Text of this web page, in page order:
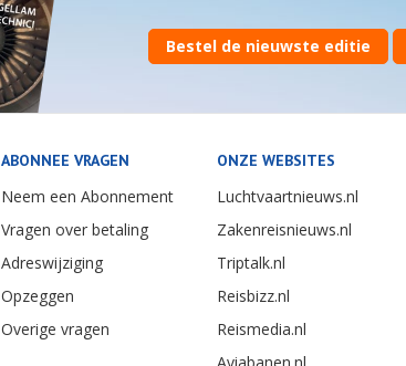
Bestel de nieuwste editie
ABONNEE VRAGEN
Neem een Abonnement
Vragen over betaling
Adreswijziging
Opzeggen
Overige vragen
ONZE WEBSITES
Luchtvaartnieuws.nl
Zakenreisnieuws.nl
Triptalk.nl
Reisbizz.nl
Reismedia.nl
Aviabanen.nl